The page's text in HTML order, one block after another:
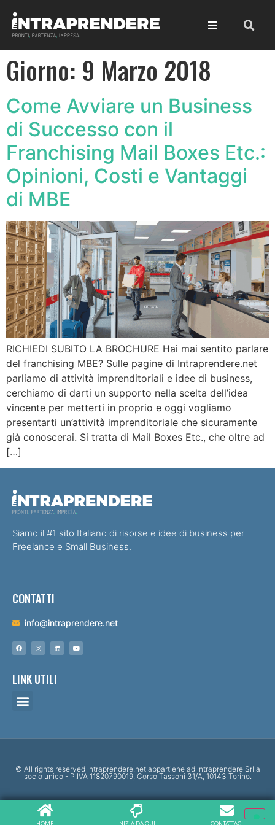
Giorno: 9 Marzo 2018
Come Avviare un Business
di Successo con il
Franchising Mail Boxes Etc.:
Opinioni, Costi e Vantaggi
di MBE
RICHIEDI SUBITO LA BROCHURE Hai mai sentito parlare
del franchising MBE? Sulle pagine di Intraprendere.net
parliamo di attività imprenditoriali e idee di business,
cerchiamo di darti un supporto nella scelta dell’idea
vincente per metterti in proprio e oggi vogliamo
presentarti un’attività imprenditoriale che sicuramente
già conoscerai. Si tratta di Mail Boxes Etc., che oltre ad
[…]
Siamo il #1 sito Italiano di risorse e idee di business per
Freelance e Small Business.
CONTATTI
info@intraprendere.net
LINK UTILI
© All rights reserved Intraprendere.net appartiene ad Intraprendere Srl a
socio unico - P.IVA 11820790019, Corso Tassoni 31/A, 10143 Torino.
HOME INIZIA DA QUI CONTATTACI